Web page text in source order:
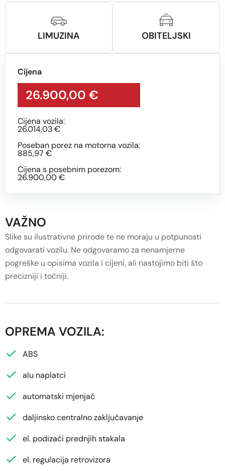
Cijena
26.900,00 €
Cijena vozila:
26.014,03 €
Poseban porez na motorna vozila:
885,97 €
Cijena s posebnim porezom:
26.900,00 €
LIMUZINA OBITELJSKI
VAŽNO
Slike su ilustrativne prirode te ne moraju u potpunosti
odgovarati vozilu. Ne odgovaramo za nenamjerne
pogreške u opisima vozila i cijeni, ali nastojimo biti što
precizniji i točniji.
OPREMA VOZILA:
ABS
alu naplatci
automatski mjenjač
daljinsko centralno zaključavanje
el. podizači prednjih stakala
el. regulacija retrovizora